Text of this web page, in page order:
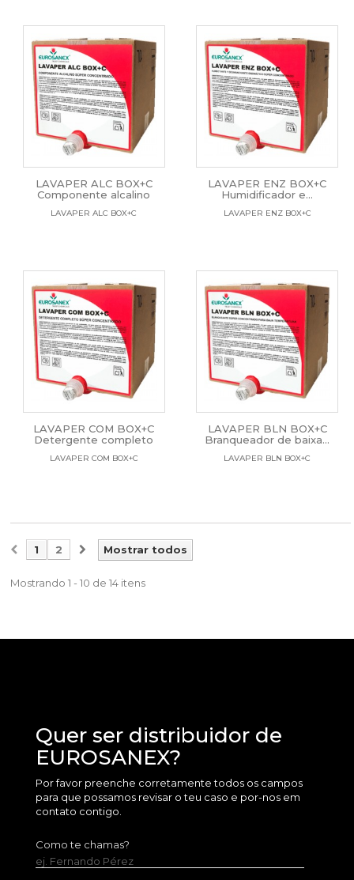
LAVAPER ALC BOX+C
Componente alcalino
LAVAPER ALC BOX+C
LAVAPER ENZ BOX+C
Humidificador e...
LAVAPER ENZ BOX+C
LAVAPER COM BOX+C
Detergente completo
LAVAPER COM BOX+C
LAVAPER BLN BOX+C
Branqueador de baixa...
LAVAPER BLN BOX+C
Mostrar todos
1 2
Mostrando 1 - 10 de 14 itens
Quer ser distribuidor de
EUROSANEX?
Por favor preenche corretamente todos os campos
para que possamos revisar o teu caso e por-nos em
contato contigo.
Como te chamas?
ej. Fernando Pérez